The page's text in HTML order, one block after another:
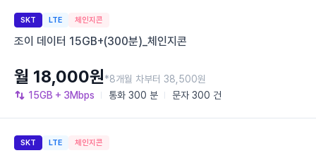
SKT LTE 체인지콘
조이 데이터 15GB+(300분)_체인지콘
15GB + 3Mbps 통화 300 분 문자 300 건
월 18,000원*8개월 차부터 38,500원
SKT LTE 체인지콘